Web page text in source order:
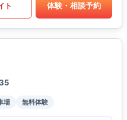
ト 体験・相談予約
場 無料体験